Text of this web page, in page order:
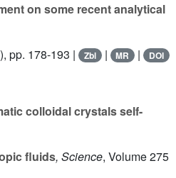
on some recent analytical
pp. 178-193 | Zbl | MR | DOI
colloidal crystals self-
fluids, Science, Volume 275